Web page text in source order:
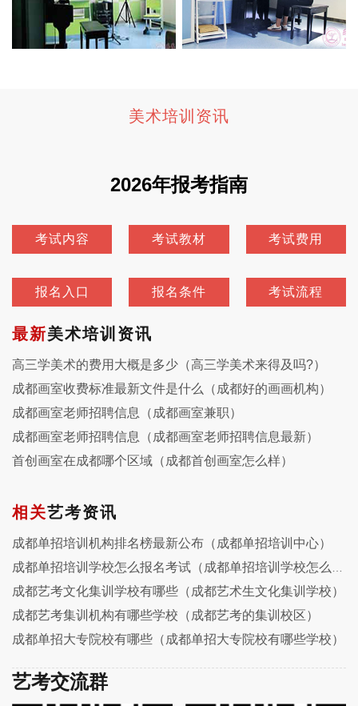
美术培训资讯
2026年报考指南
考试内容 考试教材 考试费用
报名入口 报名条件 考试流程
最新美术培训资讯
高三学美术的费用大概是多少（高三学美术来得及吗?）
成都画室收费标准最新文件是什么（成都好的画画机构）
成都画室老师招聘信息（成都画室兼职）
成都画室老师招聘信息（成都画室老师招聘信息最新）
首创画室在成都哪个区域（成都首创画室怎么样）
相关艺考资讯
成都单招培训机构排名榜最新公布（成都单招培训中心）
成都艺考文化集训学校有哪些（成都艺术生文化集训学校）
成都艺考集训机构有哪些学校（成都艺考的集训校区）
成都单招大专院校有哪些（成都单招大专院校有哪些学校）
艺考交流群